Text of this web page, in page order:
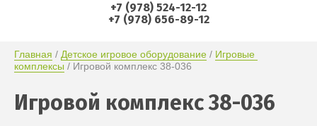
+7 (978) 524-12-12
+7 (978) 656-89-12
Главная / Детское игровое оборудование / Игровые
комплексы / Игровой комплекс 38-036
Игровой комплекс 38-036